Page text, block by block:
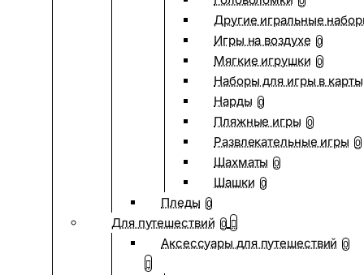
Другие игральные
Игры на воздухе 0
Мягкие игрушки 0
Наборы для игры в карты
Нарды 0
Пляжные игры 0
Развлекательные игры 0
Шахматы 0
Шашки 0
Пледы 0
Для путешествий 0
Аксессуары для путешествий 0